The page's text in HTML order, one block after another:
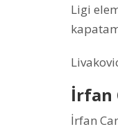
Ligi
İrfan
İrfan